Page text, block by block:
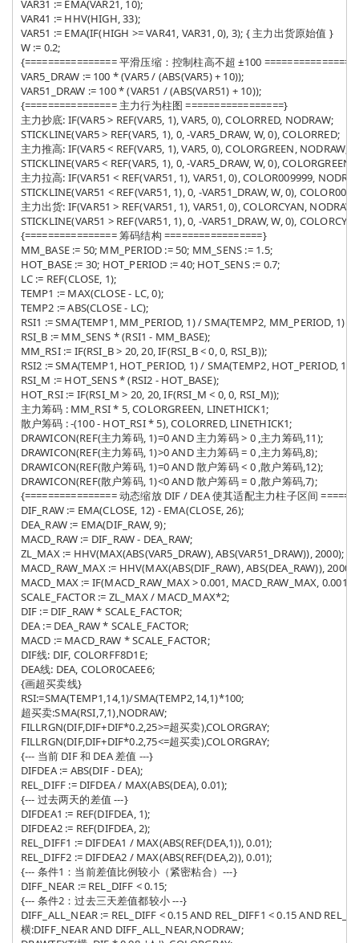
VAR31 := EMA(VAR21, 10);
VAR41 := HHV(HIGH, 33);
VAR51 := EMA(IF(HIGH >= VAR41, VAR31, 0), 3); { 主力出货原始值 }
W := 0.2;
{================ 平滑压缩：控制柱高不超 ±100
VAR5_DRAW := 100 * (VAR5 / (ABS(VAR5) + 10));
VAR51_DRAW := 100 * (VAR51 / (ABS(VAR51) + 10));
{================ 主力行为柱图 =================}
主力抄底: IF(VAR5 > REF(VAR5, 1), VAR5, 0), COLORRED, NODRAW;
STICKLINE(VAR5 > REF(VAR5, 1), 0, -VAR5_DRAW, W, 0), COLORRED;
主力推高: IF(VAR5 < REF(VAR5, 1), VAR5, 0), COLORGREEN, NODRAW;
STICKLINE(VAR5 < REF(VAR5, 1), 0, -VAR5_DRAW, W, 0), COLORGREEN;
主力拉高: IF(VAR51 < REF(VAR51, 1), VAR51, 0), COLOR009999,
STICKLINE(VAR51 < REF(VAR51, 1), 0, -VAR51_DRAW, W, 0),
主力出货: IF(VAR51 > REF(VAR51, 1), VAR51, 0), COLORCYAN, NODRAW;
STICKLINE(VAR51 > REF(VAR51, 1), 0, -VAR51_DRAW, W, 0),
{================ 筹码结构 =================}
MM_BASE := 50; MM_PERIOD := 50; MM_SENS := 1.5;
HOT_BASE := 30; HOT_PERIOD := 40; HOT_SENS := 0.7;
LC := REF(CLOSE, 1);
TEMP1 := MAX(CLOSE - LC, 0);
TEMP2 := ABS(CLOSE - LC);
RSI1 := SMA(TEMP1, MM_PERIOD, 1) / SMA(TEMP2, MM_PERIOD, 1) *
RSI_B := MM_SENS * (RSI1 - MM_BASE);
MM_RSI := IF(RSI_B > 20, 20, IF(RSI_B < 0, 0, RSI_B));
RSI2 := SMA(TEMP1, HOT_PERIOD, 1) / SMA(TEMP2, HOT_PERIOD, 1)
RSI_M := HOT_SENS * (RSI2 - HOT_BASE);
HOT_RSI := IF(RSI_M > 20, 20, IF(RSI_M < 0, 0, RSI_M));
主力筹码 : MM_RSI * 5, COLORGREEN, LINETHICK1;
散户筹码 : -(100 - HOT_RSI * 5), COLORRED, LINETHICK1;
DRAWICON(REF(主力筹码, 1)=0 AND 主力筹码 > 0 ,主力筹码,11);
DRAWICON(REF(主力筹码, 1)>0 AND 主力筹码 = 0 ,主力筹码,8);
DRAWICON(REF(散户筹码, 1)=0 AND 散户筹码 < 0 ,散户筹码,12);
DRAWICON(REF(散户筹码, 1)<0 AND 散户筹码 = 0 ,散户筹码,7);
{================ 动态缩放 DIF / DEA 使其适配主力柱子区间
DIF_RAW := EMA(CLOSE, 12) - EMA(CLOSE, 26);
DEA_RAW := EMA(DIF_RAW, 9);
MACD_RAW := DIF_RAW - DEA_RAW;
ZL_MAX := HHV(MAX(ABS(VAR5_DRAW), ABS(VAR51_DRAW)), 2000);
MACD_RAW_MAX := HHV(MAX(ABS(DIF_RAW), ABS(DEA_RAW)), 2000);
MACD_MAX := IF(MACD_RAW_MAX > 0.001, MACD_RAW_MAX, 0.001);
SCALE_FACTOR := ZL_MAX / MACD_MAX*2;
DIF := DIF_RAW * SCALE_FACTOR;
DEA := DEA_RAW * SCALE_FACTOR;
MACD := MACD_RAW * SCALE_FACTOR;
DIF线: DIF, COLORFF8D1E;
DEA线: DEA, COLOR0CAEE6;
{画超买卖线}
RSI:=SMA(TEMP1,14,1)/SMA(TEMP2,14,1)*100;
超买卖:SMA(RSI,7,1),NODRAW;
FILLRGN(DIF,DIF+DIF*0.2,25>=超买卖),COLORGRAY;
FILLRGN(DIF,DIF+DIF*0.2,75<=超买卖),COLORGRAY;
{--- 当前 DIF 和 DEA 差值 ---}
DIFDEA := ABS(DIF - DEA);
REL_DIFF := DIFDEA / MAX(ABS(DEA), 0.01);
{--- 过去两天的差值 ---}
DIFDEA1 := REF(DIFDEA, 1);
DIFDEA2 := REF(DIFDEA, 2);
REL_DIFF1 := DIFDEA1 / MAX(ABS(REF(DEA,1)), 0.01);
REL_DIFF2 := DIFDEA2 / MAX(ABS(REF(DEA,2)), 0.01);
{--- 条件1：当前差值比例较小（紧密粘合）---}
DIFF_NEAR := REL_DIFF < 0.15;
{--- 条件2：过去三天差值都较小 ---}
DIFF_ALL_NEAR := REL_DIFF < 0.15 AND REL_DIFF1 < 0.15 AND
横:DIFF_NEAR AND DIFF_ALL_NEAR,NODRAW;